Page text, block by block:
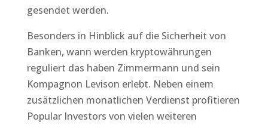
gesendet werden.
Besonders in Hinblick auf die Sicherheit von
Banken, wann werden kryptowährungen
reguliert das haben Zimmermann und sein
Kompagnon Levison erlebt. Neben einem
zusätzlichen monatlichen Verdienst profitieren
Popular Investors von vielen weiteren